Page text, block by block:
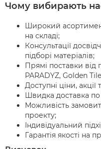
Чому вибирають
Широкий
на складі;
Консультації
підборі матеріалів;
Прямі поставки від
PARADYZ, Golden
Доступні ціни, акції
Швидка доставка по
Можливість
проекту;
Індивідуальний
Гарантія якості на